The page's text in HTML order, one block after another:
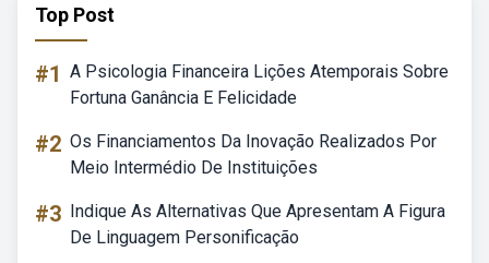
Top Post
#1 A Psicologia Financeira Lições Atemporais Sobre
Fortuna Ganância E Felicidade
#2 Os Financiamentos Da Inovação Realizados Por
Meio Intermédio De Instituições
#3 Indique As Alternativas Que Apresentam A Figura
De Linguagem Personificação